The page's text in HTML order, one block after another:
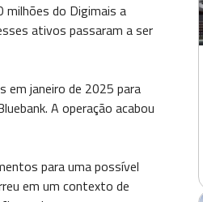
milhões do Digimais a
ativos passaram a ser
em janeiro de 2025 para
A operação acabou
para uma possível
em um contexto de